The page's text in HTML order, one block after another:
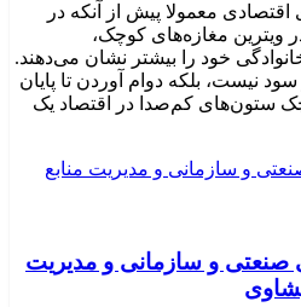
معمولا پیش از آنکه در
ویترین مغازه‌های کوچک،
خود را بیشتر نشان می‌دهند.
نیست، بلکه دوام آوردن تا پایان
ستون‌های کم‌صدا در اقتصاد یک
صنعتی و سازمانی و مدیریت